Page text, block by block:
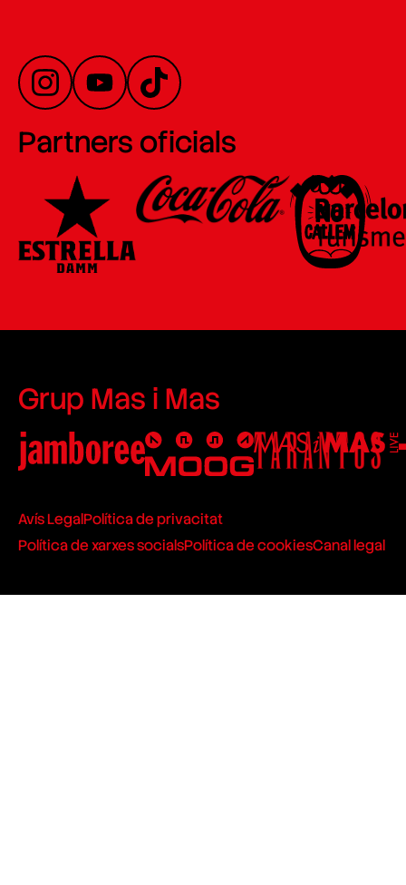
Partners oficials
Grup Mas i Mas
Avís LegalPolítica de privacitat
Política de xarxes socialsPolítica de cookiesCanal legal